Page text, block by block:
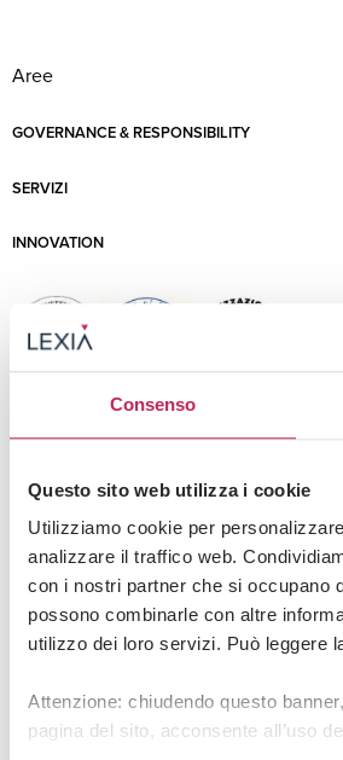
Consenso
Questo sito web utilizza i cookie
Utilizziamo cookie per
analizzare il traffico web.
con i nostri partner che si occupano
possono combinarle con altre
utilizzo dei loro servizi. Può leggere
Attenzione: chiudendo questo
pagina del sito, acconsente all’uso
Aree
GOVERNANCE & RESPONSIBILITY
SERVIZI
INNOVATION
Su LEXIA
People
LEXIA
Focus
Codice etico
Politica aziendale per la parità di genere e